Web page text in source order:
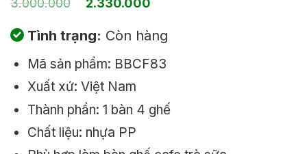
3.000.000
gốc
là:
3.000.000₫.
2.330.000
tại
là:
Tình trạng: Còn hàng
Mã sản phẩm: BBCF83
Xuất xứ: Việt Nam
Thành phần: 1 bàn 4 ghế
Chất liệu: nhựa PP